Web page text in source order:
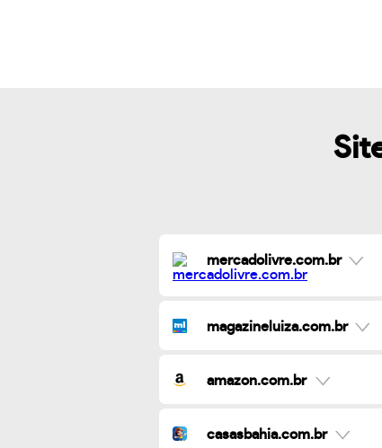
mercadolivre.com.br
magazineluiza.com.br
amazon.com.br
casasbahia.com.br